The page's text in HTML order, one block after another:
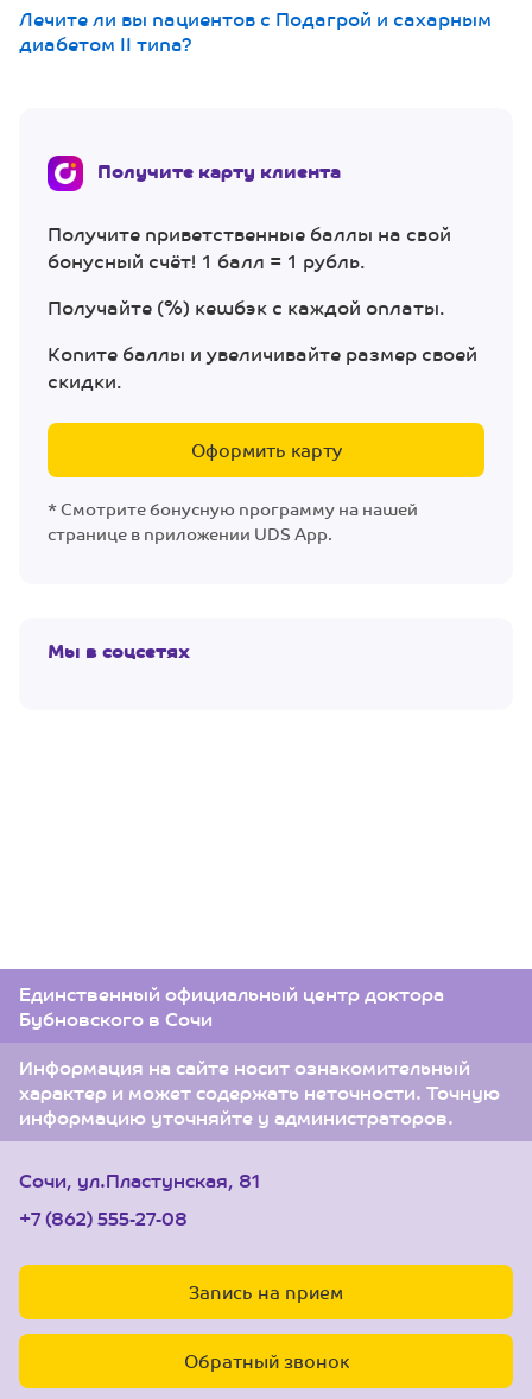
Получите карту клиента
Получите приветственные баллы на свой
бонусный счёт! 1 балл = 1 рубль.
Получайте (%) кешбэк с каждой оплаты.
Копите баллы и увеличивайте размер своей
скидки.
Оформить карту
* Смотрите бонусную программу на нашей
странице в приложении UDS App.
Мы в соцсетях
Лечите ли вы пациентов с Подагрой и сахарным
диабетом II типа?
Единственный официальный центр доктора
Бубновского в Сочи
Информация на сайте носит ознакомительный
характер и может содержать неточности. Точную
информацию уточняйте у администраторов.
Сочи, ул.Пластунская, 81
+7 (862) 555-27-08
Запись на прием
Обратный звонок